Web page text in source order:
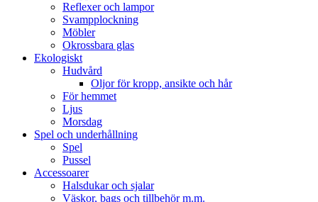
Reflexer och lampor
Svampplockning
Möbler
Okrossbara glas
Ekologiskt
Hudvård
Oljor för kropp, ansikte och hår
För hemmet
Ljus
Morsdag
Spel och underhållning
Spel
Pussel
Accessoarer
Halsdukar och sjalar
Väskor, bags och tillbehör m.m.